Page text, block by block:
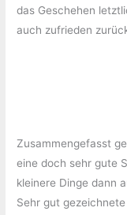
das Geschehen
auch zufrieden
Zusammengefasst
eine doch sehr gute
kleinere Dinge dann
Sehr gut